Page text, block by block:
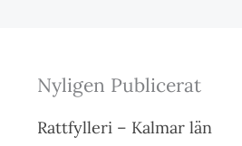
Nyligen Publicerat
Rattfylleri – Kalmar län